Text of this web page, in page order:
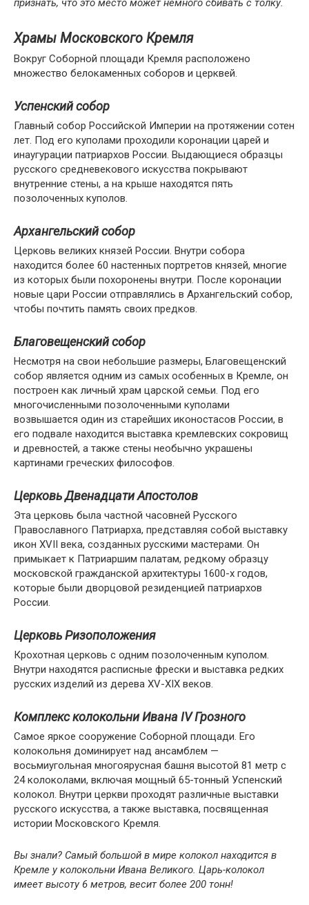
признать, что это место может немного сбивать с толку.
Храмы Московского Кремля
Вокруг Соборной площади Кремля расположено
множество белокаменных соборов и церквей.
Успенский собор
Главный собор Российской Империи на протяжении сотен
лет. Под его куполами проходили коронации царей и
инаугурации патриархов России. Выдающиеся образцы
русского средневекового искусства покрывают
внутренние стены, а на крыше находятся пять
позолоченных куполов.
Архангельский собор
Церковь великих князей России. Внутри собора
находится более 60 настенных портретов князей, многие
из которых были похоронены внутри. После коронации
новые цари России отправлялись в Архангельский собор,
чтобы почтить память своих предков.
Благовещенский собор
Несмотря на свои небольшие размеры, Благовещенский
собор является одним из самых особенных в Кремле, он
построен как личный храм царской семьи. Под его
многочисленными позолоченными куполами
возвышается один из старейших иконостасов России, в
его подвале находится выставка кремлевских сокровищ
и древностей, а также стены необычно украшены
картинами греческих философов.
Церковь Двенадцати Апостолов
Эта церковь была частной часовней Русского
Православного Патриарха, представляя собой выставку
икон XVII века, созданных русскими мастерами. Он
примыкает к Патриаршим палатам, редкому образцу
московской гражданской архитектуры 1600-х годов,
которые были дворцовой резиденцией патриархов
России.
Церковь Ризоположения
Крохотная церковь с одним позолоченным куполом.
Внутри находятся расписные фрески и выставка редких
русских изделий из дерева XV-XIX веков.
Комплекс колокольни Ивана IV Грозного
Самое яркое сооружение Соборной площади. Его
колокольня доминирует над ансамблем —
восьмиугольная многоярусная башня высотой 81 метр с
24 колоколами, включая мощный 65-тонный Успенский
колокол. Внутри церкви проходят различные выставки
русского искусства, а также выставка, посвященная
истории Московского Кремля.
Вы знали? Самый большой в мире колокол находится в
Кремле у колокольни Ивана Великого. Царь-колокол
имеет высоту 6 метров, весит более 200 тонн!